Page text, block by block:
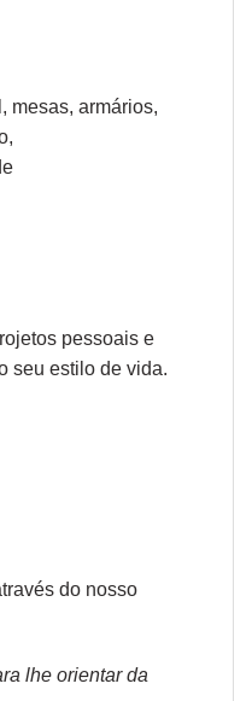
mesas, armários,
pessoais e
seu estilo de vida.
do nosso
lhe orientar da